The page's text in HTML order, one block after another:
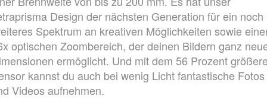
Design der nächsten Generation für ein noch
Spektrum an kreativen Möglich­keiten sowie
optischen Zoombereich, der deinen Bildern ganz
ermög­licht. Und mit dem 56 Prozent
kannst du auch bei wenig Licht fantastische Fotos
Videos aufnehmen.